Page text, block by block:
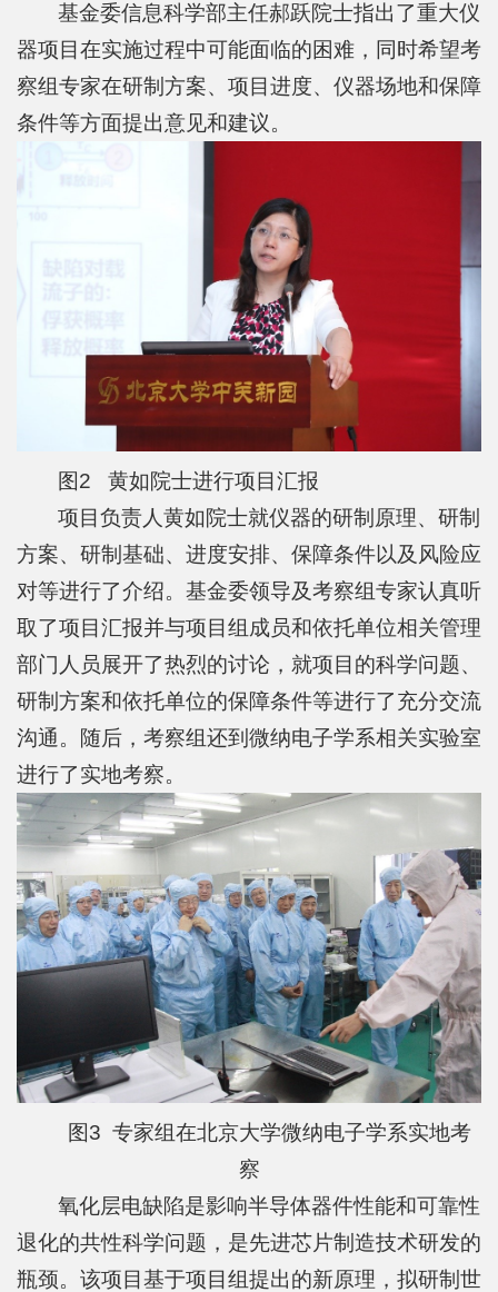
校
友
基金委信息科学部主任郝跃院士指出了重大仪
器项目在实施过程中可能面临的困难，同时希望考
察组专家在研制方案、项目进度、仪器场地和保障
条件等方面提出意见和建议。
图2 黄如院士进行项目汇报
项目负责人黄如院士就仪器的研制原理、研制
方案、研制基础、进度安排、保障条件以及风险应
对等进行了介绍。基金委领导及考察组专家认真听
取了项目汇报并与项目组成员和依托单位相关管理
部门人员展开了热烈的讨论，就项目的科学问题、
研制方案和依托单位的保障条件等进行了充分交流
沟通。随后，考察组还到微纳电子学系相关实验室
进行了实地考察。
图3 专家组在北京大学微纳电子学系实地考
察
氧化层电缺陷是影响半导体器件性能和可靠性
退化的共性科学问题，是先进芯片制造技术研发的
瓶颈。该项目基于项目组提出的新原理，拟研制世